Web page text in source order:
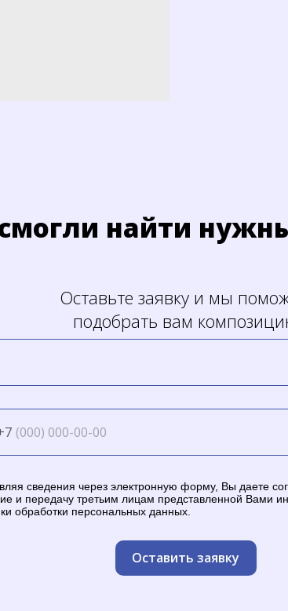
сведения через электронную форму, Вы даете
и передачу третьим лицам представленной Вами
обработки персональных данных.
Оставить заявку
найти
Оставьте заявку и мы
подобрать вам